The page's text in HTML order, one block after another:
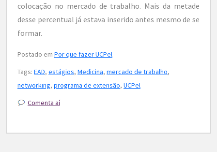
colocação no mercado de trabalho. Mais da metade
desse percentual já estava inserido antes mesmo de se
formar.
Postado em Por que fazer UCPel
Tags: EAD, estágios, Medicina, mercado de trabalho,
networking, programa de extensão, UCPel
Comenta aí